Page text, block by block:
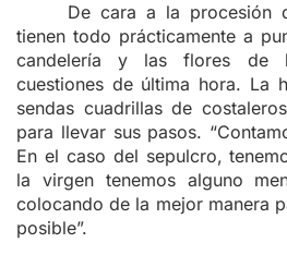
De cara a la procesión
tienen todo prácticamente a
candelería y las flores de
cuestiones de última hora. La
sendas cuadrillas de
para llevar sus pasos.
En el caso del sepulcro,
la virgen tenemos alguno
colocando de la mejor manera
posible”.